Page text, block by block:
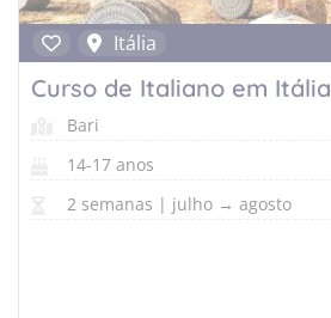
Itália
Curso de Italiano em Itália
Bari
14-17 anos
2 semanas | julho → agosto